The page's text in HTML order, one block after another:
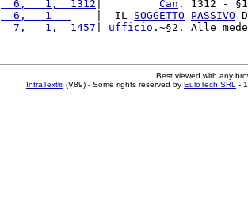
  6,   1,  1312
Can . 1312 -
  6,   1
    |  IL
SOGGETTO PASSIVO
  7,   1,  1457
ufficio .~§2. Alle
Best viewed with any
IntraText®(V89) - Some rights reserved by EuloTech SRL -